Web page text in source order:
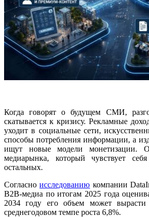
Когда говорят о будущем СМИ,
скатывается к кризису. Рекламные
уходит в социальные сети,
способы потребления информации, а
ищут новые модели монетизации.
медиарынка, который чувствует
остальных.
Согласноисследованию компании
B2B-медиа по итогам 2025 года
2034 году его объем может
среднегодовом темпе роста 6,8%.